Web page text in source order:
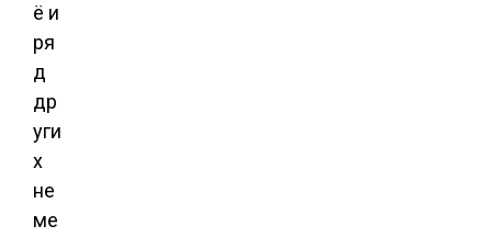
ё и
ря
д
др
уги
х
не
ме